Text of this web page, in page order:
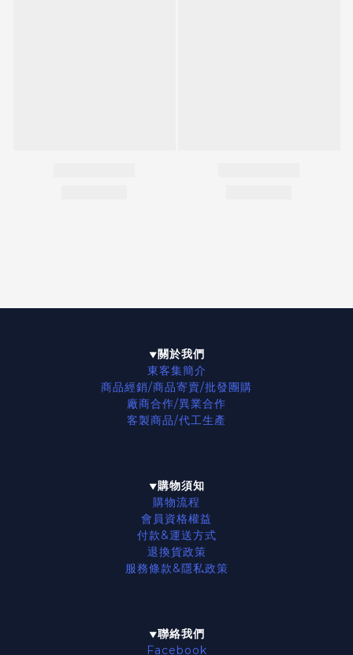
▼關於我們
東客集簡介
商品經銷/商品寄賣/批發團購
廠商合作/異業合作
客製商品/代工生產
▼購物須知
購物流程
會員資格權益
付款&運送方式
退換貨政策
服務條款&隱私政策
▼聯絡我們
Facebook